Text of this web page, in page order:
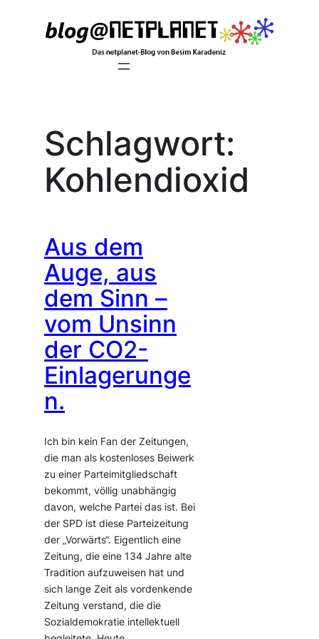
Schlagwort:
Kohlendioxid
Aus dem
Auge, aus
dem Sinn –
vom Unsinn
der CO2-
Einlagerunge
n.
Ich bin kein Fan der Zeitungen,
die man als kostenloses Beiwerk
zu einer Parteimitgliedschaft
bekommt, völlig unabhängig
davon, welche Partei das ist. Bei
der SPD ist diese Parteizeitung
der „Vorwärts“. Eigentlich eine
Zeitung, die eine 134 Jahre alte
Tradition aufzuweisen hat und
sich lange Zeit als vordenkende
Zeitung verstand, die die
Sozialdemokratie intellektuell